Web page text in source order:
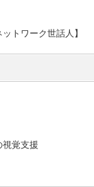
トワーク世話人】
覚支援